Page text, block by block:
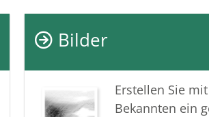
Bilder
Erstellen Sie
Bekannten ein